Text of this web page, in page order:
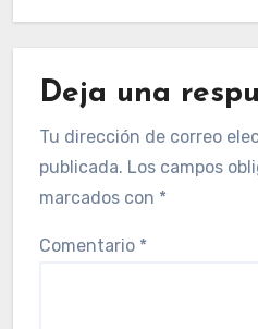
Deja una
Tu dirección de correo
publicada. Los campos
marcados con *
Comentario *